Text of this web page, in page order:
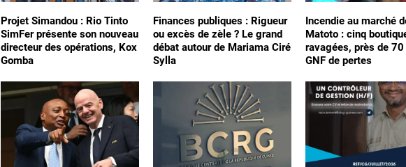
Projet Simandou : Rio Tinto
SimFer présente son nouveau
directeur des opérations, Kox
Gomba
Finances publiques : Rigueur
ou excès de zèle ? Le grand
débat autour de Mariama Ciré
Sylla
Incendie au marché
Matoto : cinq
ravagées, près de
GNF de pertes